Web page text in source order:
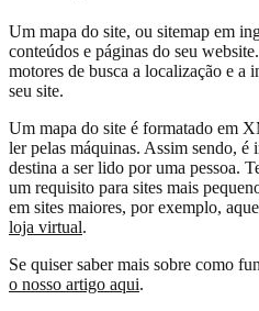
Um mapa do site, ou sitemap em
conteúdos e páginas do seu
motores de busca a localização e a
seu site.
Um mapa do site é formatado em
ler pelas máquinas. Assim sendo, é
destina a ser lido por uma pessoa.
um requisito para sites mais
em sites maiores, por exemplo,
loja virtual.
Se quiser saber mais sobre como
o nosso artigo aqui.